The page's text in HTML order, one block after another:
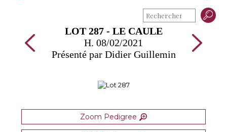
LOT 287 - LE CAULE
H. 08/02/2021
Présenté par Didier Guillemin
Zoom Pedigree